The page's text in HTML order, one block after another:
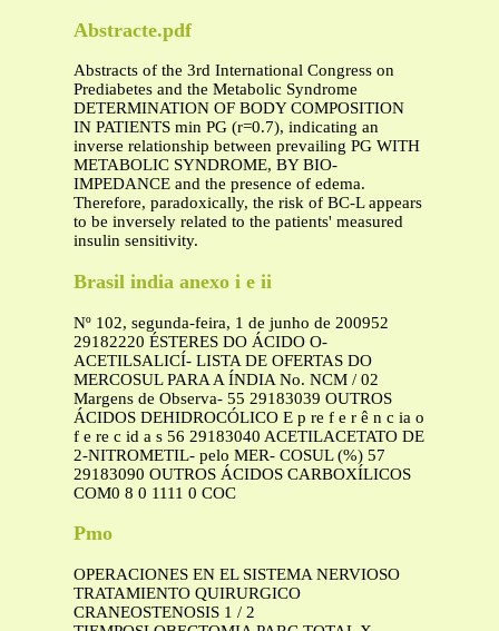
Abstracte.pdf
Abstracts of the 3rd International Congress on
Prediabetes and the Metabolic Syndrome
DETERMINATION OF BODY COMPOSITION
IN PATIENTS min PG (r=0.7), indicating an
inverse relationship between prevailing PG WITH
METABOLIC SYNDROME, BY BIO-
IMPEDANCE and the presence of edema.
Therefore, paradoxically, the risk of BC-L appears
to be inversely related to the patients' measured
insulin sensitivity.
Brasil india anexo i e ii
Nº 102, segunda-feira, 1 de junho de 200952
29182220 ÉSTERES DO ÁCIDO O-
ACETILSALICÍ- LISTA DE OFERTAS DO
MERCOSUL PARA A ÍNDIA No. NCM / 02
Margens de Observa- 55 29183039 OUTROS
ÁCIDOS DEHIDROCÓLICO E p re f e r ê n c ia o
f e re c id a s 56 29183040 ACETILACETATO DE
2-NITROMETIL- pelo MER- COSUL (%) 57
29183090 OUTROS ÁCIDOS CARBOXÍLICOS
COM0 8 0 1111 0 COC
Pmo
OPERACIONES EN EL SISTEMA NERVIOSO
TRATAMIENTO QUIRURGICO
CRANEOSTENOSIS 1 / 2